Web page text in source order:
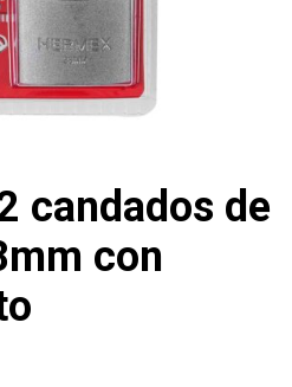
candados de
con